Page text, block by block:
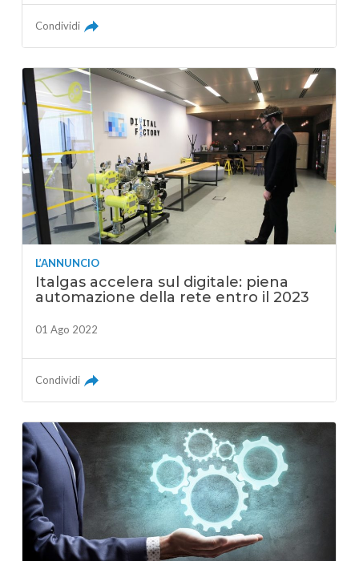
Condividi
L’ANNUNCIO
Italgas accelera sul digitale: piena
automazione della rete entro il 2023
01 Ago 2022
Condividi